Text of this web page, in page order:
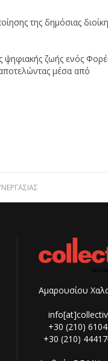
της δημόσιας
ψηφιακής ζωής ενός
μέσα από
Αμαρουσίου
+30 (210)
+30 (210)